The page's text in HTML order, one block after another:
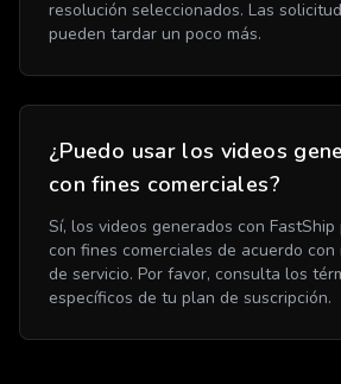
resolución seleccionados. Las
pueden tardar un poco más.
¿Puedo usar los videos
con fines comerciales?
Sí, los videos generados con
con fines comerciales de acuerdo
de servicio. Por favor, consulta los
específicos de tu plan de suscripción.